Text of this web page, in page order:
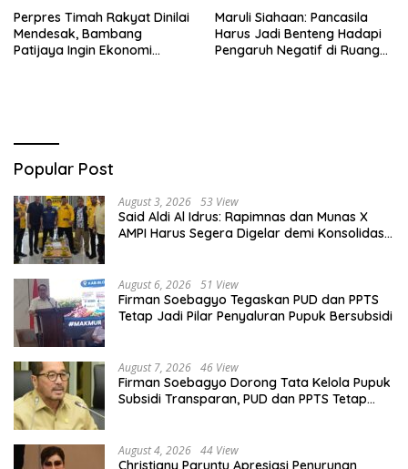
Perpres Timah Rakyat Dinilai
Mendesak, Bambang
Patijaya Ingin Ekonomi
Maruli Siahaan: Pancasila
Harus Jadi Benteng Hadapi
Pengaruh Negatif di Ruang
Popular Post
August 3, 2026 53 View
Said Aldi Al Idrus: Rapimnas dan Munas X
AMPI Harus Segera Digelar demi Konsolidasi
August 6, 2026 51 View
Firman Soebagyo Tegaskan PUD dan PPTS
Tetap Jadi Pilar Penyaluran Pupuk Bersubsidi
August 7, 2026 46 View
Firman Soebagyo Dorong Tata Kelola Pupuk
Subsidi Transparan, PUD dan PPTS Tetap
August 4, 2026 44 View
Christiany Paruntu Apresiasi Penurunan